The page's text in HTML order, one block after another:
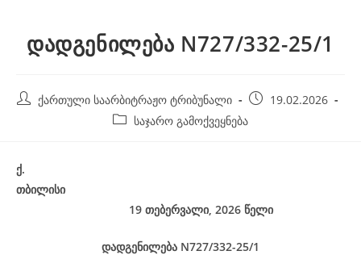
დადგენილება N727/332-25/1
Post ქართული საარბიტრაჟო ტრიბუნალი
Post 19.02.2026
Post საჯარო გამოქვეყნება
ქ.
თბილისი
19 თებერვალი, 2026 წელი
დადგენილება N727/332-25/1